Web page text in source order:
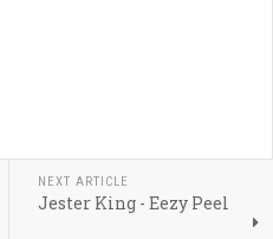
NEXT ARTICLE
Jester King - Eezy Peel